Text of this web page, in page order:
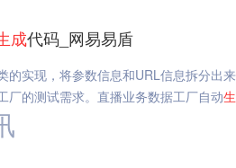
成代码_网易易盾
的实现，将参数信息和URL信息拆分出
厂的测试需求。直播业务数据工厂自动